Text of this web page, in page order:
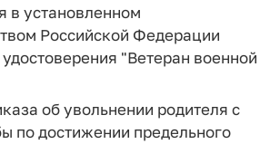
в установленном
Российской Федерации
"Ветеран военной
об увольнении родителя с
по достижении предельного